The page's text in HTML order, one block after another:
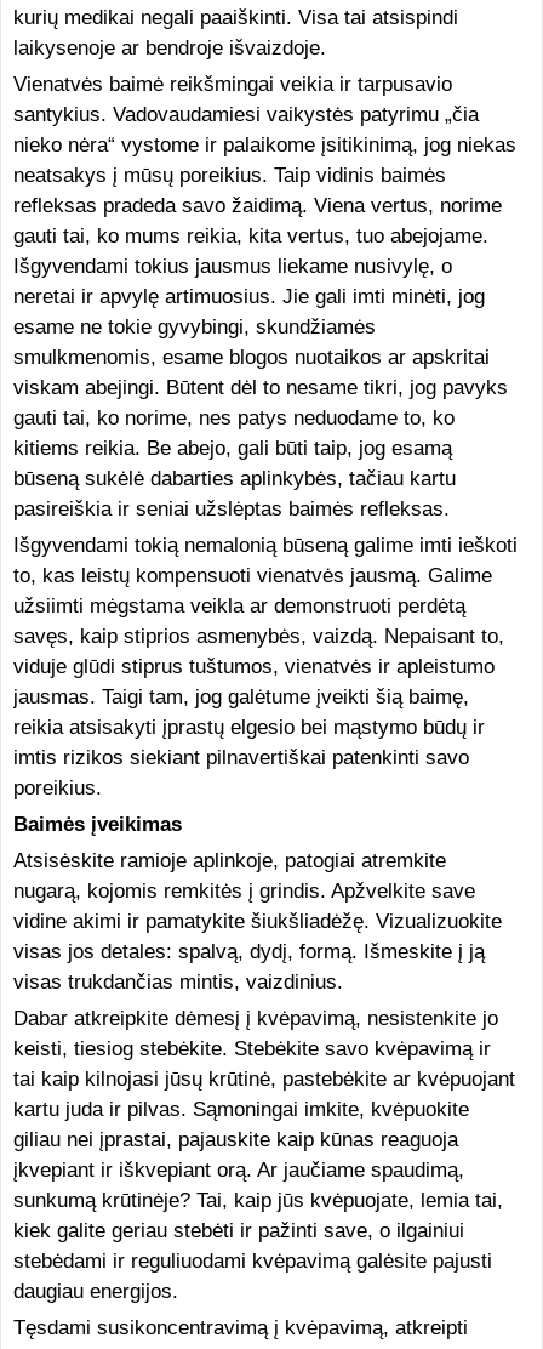
kurių medikai negali paaiškinti. Visa tai atsispindi
laikysenoje ar bendroje išvaizdoje.
Vienatvės baimė reikšmingai veikia ir tarpusavio
santykius. Vadovaudamiesi vaikystės patyrimu „čia
nieko nėra“ vystome ir palaikome įsitikinimą, jog niekas
neatsakys į mūsų poreikius. Taip vidinis baimės
refleksas pradeda savo žaidimą. Viena vertus, norime
gauti tai, ko mums reikia, kita vertus, tuo abejojame.
Išgyvendami tokius jausmus liekame nusivylę, o
neretai ir apvylę artimuosius. Jie gali imti minėti, jog
esame ne tokie gyvybingi, skundžiamės
smulkmenomis, esame blogos nuotaikos ar apskritai
viskam abejingi. Būtent dėl to nesame tikri, jog pavyks
gauti tai, ko norime, nes patys neduodame to, ko
kitiems reikia. Be abejo, gali būti taip, jog esamą
būseną sukėlė dabarties aplinkybės, tačiau kartu
pasireiškia ir seniai užslėptas baimės refleksas.
Išgyvendami tokią nemalonią būseną galime imti ieškoti
to, kas leistų kompensuoti vienatvės jausmą. Galime
užsiimti mėgstama veikla ar demonstruoti perdėtą
savęs, kaip stiprios asmenybės, vaizdą. Nepaisant to,
viduje glūdi stiprus tuštumos, vienatvės ir apleistumo
jausmas. Taigi tam, jog galėtume įveikti šią baimę,
reikia atsisakyti įprastų elgesio bei mąstymo būdų ir
imtis rizikos siekiant pilnavertiškai patenkinti savo
poreikius.
Baimės įveikimas
Atsisėskite ramioje aplinkoje, patogiai atremkite
nugarą, kojomis remkitės į grindis. Apžvelkite save
vidine akimi ir pamatykite šiukšliadėžę. Vizualizuokite
visas jos detales: spalvą, dydį, formą. Išmeskite į ją
visas trukdančias mintis, vaizdinius.
Dabar atkreipkite dėmesį į kvėpavimą, nesistenkite jo
keisti, tiesiog stebėkite. Stebėkite savo kvėpavimą ir
tai kaip kilnojasi jūsų krūtinė, pastebėkite ar kvėpuojant
kartu juda ir pilvas. Sąmoningai imkite, kvėpuokite
giliau nei įprastai, pajauskite kaip kūnas reaguoja
įkvepiant ir iškvepiant orą. Ar jaučiame spaudimą,
sunkumą krūtinėje? Tai, kaip jūs kvėpuojate, lemia tai,
kiek galite geriau stebėti ir pažinti save, o ilgainiui
stebėdami ir reguliuodami kvėpavimą galėsite pajusti
daugiau energijos.
Tęsdami susikoncentravimą į kvėpavimą, atkreipti